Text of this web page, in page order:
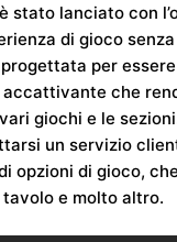
è stato lanciato con
di gioco
per
accattivante che
giochi e le
un servizio
opzioni di gioco,
e molto altro.